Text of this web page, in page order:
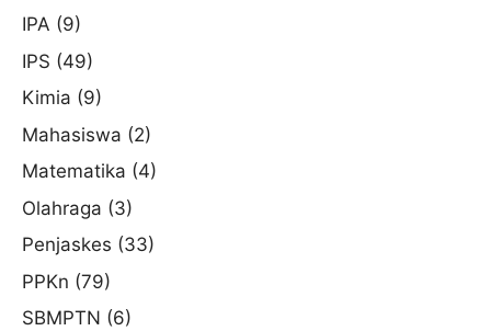
IPA (9)
IPS (49)
Kimia (9)
Mahasiswa (2)
Matematika (4)
Olahraga (3)
Penjaskes (33)
PPKn (79)
SBMPTN (6)